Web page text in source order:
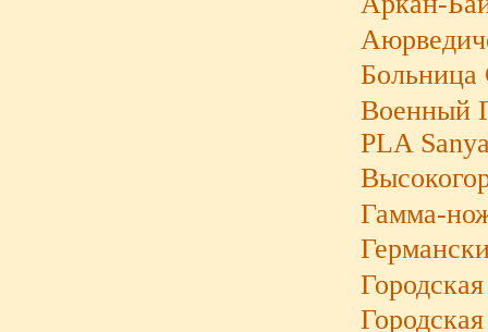
Больница
Военный
PLA
Гамма-